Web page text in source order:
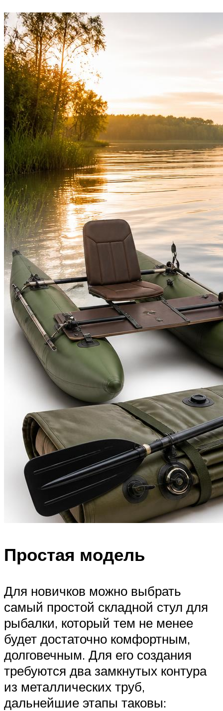
Простая модель
Для новичков можно выбрать
самый простой складной стул для
рыбалки, который тем не менее
будет достаточно комфортным,
долговечным. Для его создания
требуются два замкнутых контура
из металлических труб,
дальнейшие этапы таковы: